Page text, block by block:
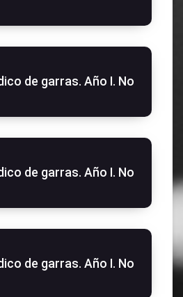
de garras. Año I. No
de garras. Año I. No
de garras. Año I. No